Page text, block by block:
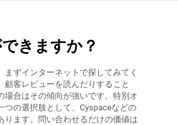
きますか？
ずインターネットで探してみてく
客レビューを読んだりすること
合はその傾向が強いです。特別オ
の選択肢として、Cyspaceなどの
ります。問い合わせるだけの価値は